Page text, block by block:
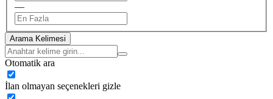
—
Arama Kelimesi
Otomatik ara
İlan olmayan seçenekleri gizle